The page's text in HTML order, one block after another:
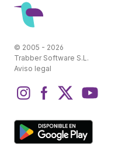
© 2005 - 2026
Trabber Software S.L.
Aviso legal